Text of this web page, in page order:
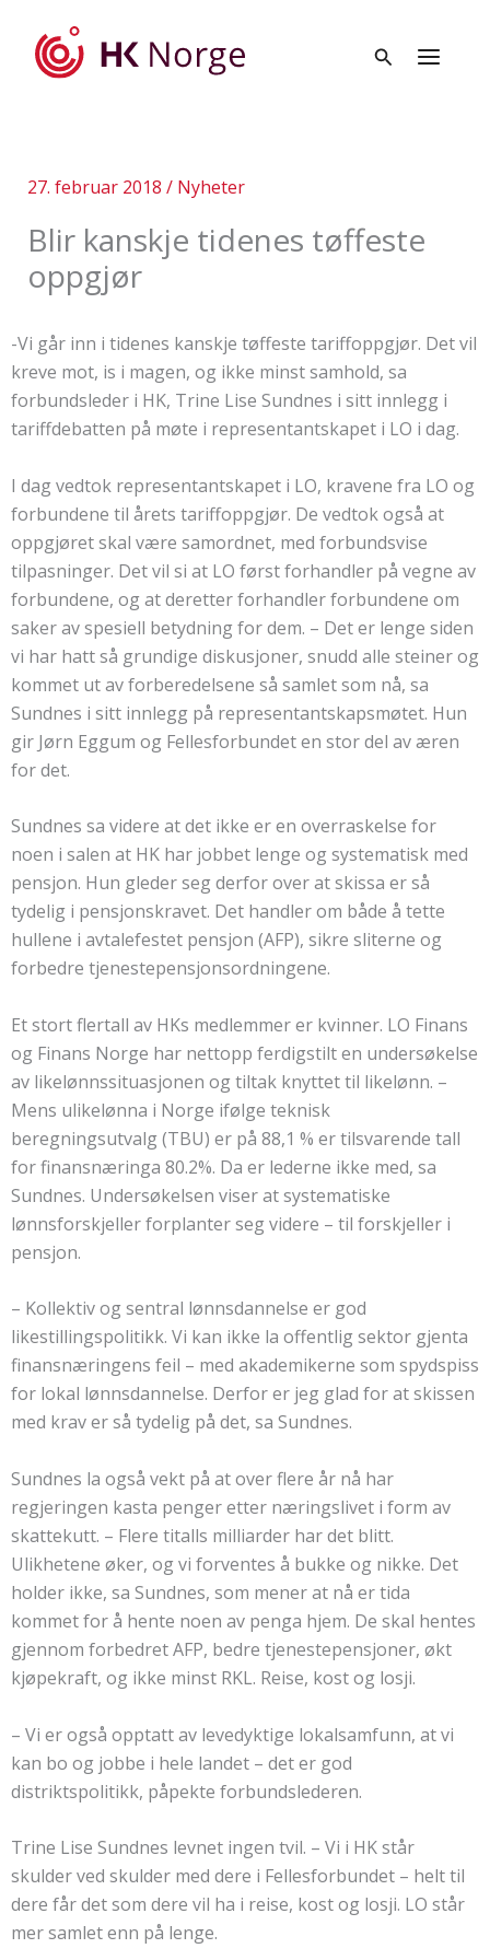
27. februar 2018 / Nyheter
Blir kanskje tidenes tøffeste
oppgjør
-Vi går inn i tidenes kanskje tøffeste tariffoppgjør. Det vil
kreve mot, is i magen, og ikke minst samhold, sa
forbundsleder i HK, Trine Lise Sundnes i sitt innlegg i
tariffdebatten på møte i representantskapet i LO i dag.
I dag vedtok representantskapet i LO, kravene fra LO og
forbundene til årets tariffoppgjør. De vedtok også at
oppgjøret skal være samordnet, med forbundsvise
tilpasninger. Det vil si at LO først forhandler på vegne av
forbundene, og at deretter forhandler forbundene om
saker av spesiell betydning for dem. – Det er lenge siden
vi har hatt så grundige diskusjoner, snudd alle steiner og
kommet ut av forberedelsene så samlet som nå, sa
Sundnes i sitt innlegg på representantskapsmøtet. Hun
gir Jørn Eggum og Fellesforbundet en stor del av æren
for det.
Sundnes sa videre at det ikke er en overraskelse for
noen i salen at HK har jobbet lenge og systematisk med
pensjon. Hun gleder seg derfor over at skissa er så
tydelig i pensjonskravet. Det handler om både å tette
hullene i avtalefestet pensjon (AFP), sikre sliterne og
forbedre tjenestepensjonsordningene.
Et stort flertall av HKs medlemmer er kvinner. LO Finans
og Finans Norge har nettopp ferdigstilt en undersøkelse
av likelønnssituasjonen og tiltak knyttet til likelønn. –
Mens ulikelønna i Norge ifølge teknisk
beregningsutvalg (TBU) er på 88,1 % er tilsvarende tall
for finansnæringa 80.2%. Da er lederne ikke med, sa
Sundnes. Undersøkelsen viser at systematiske
lønnsforskjeller forplanter seg videre – til forskjeller i
pensjon.
– Kollektiv og sentral lønnsdannelse er god
likestillingspolitikk. Vi kan ikke la offentlig sektor gjenta
finansnæringens feil – med akademikerne som spydspiss
for lokal lønnsdannelse. Derfor er jeg glad for at skissen
med krav er så tydelig på det, sa Sundnes.
Sundnes la også vekt på at over flere år nå har
regjeringen kasta penger etter næringslivet i form av
skattekutt. – Flere titalls milliarder har det blitt.
Ulikhetene øker, og vi forventes å bukke og nikke. Det
holder ikke, sa Sundnes, som mener at nå er tida
kommet for å hente noen av penga hjem. De skal hentes
gjennom forbedret AFP, bedre tjenestepensjoner, økt
kjøpekraft, og ikke minst RKL. Reise, kost og losji.
– Vi er også opptatt av levedyktige lokalsamfunn, at vi
kan bo og jobbe i hele landet – det er god
distriktspolitikk, påpekte forbundslederen.
Trine Lise Sundnes levnet ingen tvil. – Vi i HK står
skulder ved skulder med dere i Fellesforbundet – helt til
dere får det som dere vil ha i reise, kost og losji. LO står
mer samlet enn på lenge.